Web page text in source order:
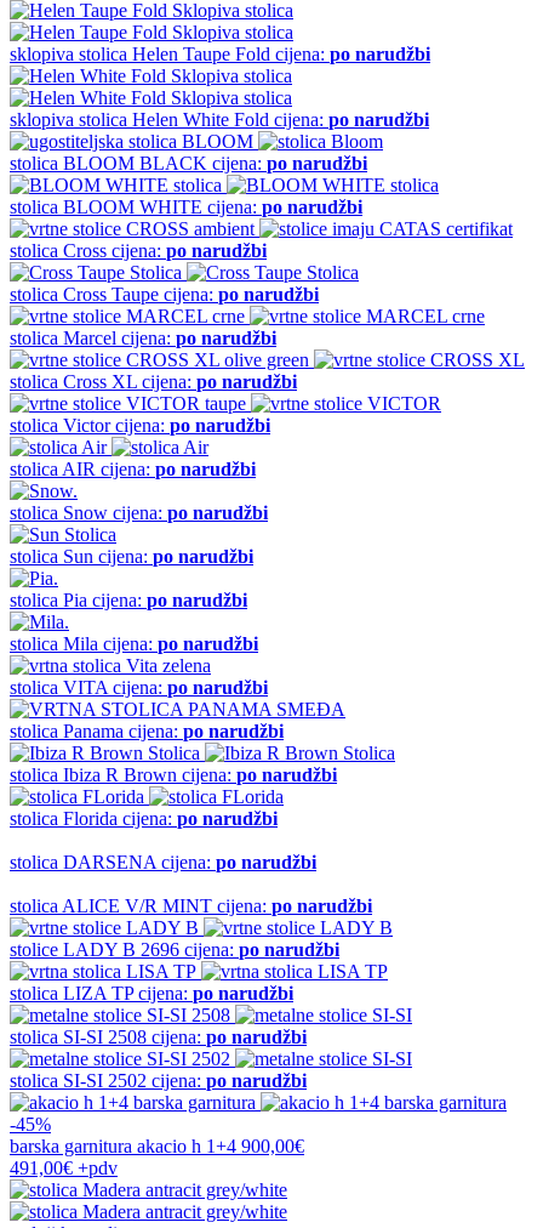
sklopiva stolica Helen Taupe Fold cijena: po narudžbi
sklopiva stolica Helen White Fold cijena: po narudžbi
stolica BLOOM BLACK cijena: po narudžbi
stolica BLOOM WHITE cijena: po narudžbi
stolica Cross cijena: po narudžbi
stolica Cross Taupe cijena: po narudžbi
stolica Marcel cijena: po narudžbi
stolica Cross XL cijena: po narudžbi
stolica Victor cijena: po narudžbi
stolica AIR cijena: po narudžbi
stolica Snow cijena: po narudžbi
stolica Sun cijena: po narudžbi
stolica Pia cijena: po narudžbi
stolica Mila cijena: po narudžbi
stolica VITA cijena: po narudžbi
stolica Panama cijena: po narudžbi
stolica Ibiza R Brown cijena: po narudžbi
stolica Florida cijena: po narudžbi
stolica DARSENA cijena: po narudžbi
stolica ALICE V/R MINT cijena: po narudžbi
stolice LADY B 2696 cijena: po narudžbi
stolica LIZA TP cijena: po narudžbi
stolica SI-SI 2508 cijena: po narudžbi
stolica SI-SI 2502 cijena: po narudžbi
-45%
barska garnitura akacio h 1+4 900,00€
491,00€ +pdv